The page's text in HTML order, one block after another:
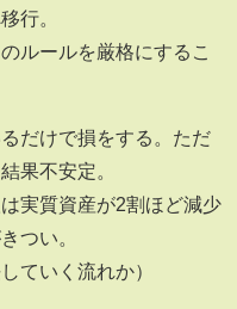
行。
ルールを厳格にするこ
だけで損をする。ただ
果不安定。
実質資産が2割ほど減少
つい。
ていく流れか）